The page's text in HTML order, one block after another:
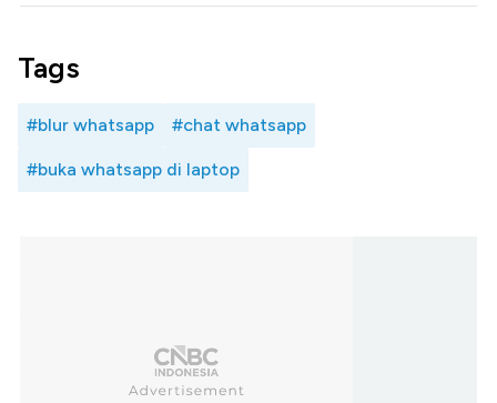
Tags
#blur whatsapp #chat whatsapp
#buka whatsapp di laptop